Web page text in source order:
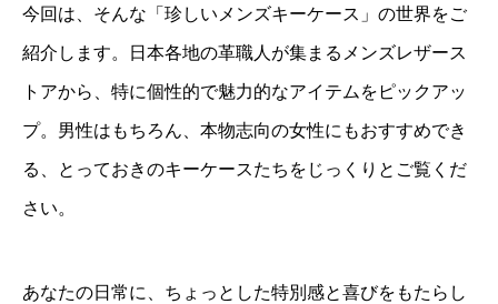
今回は、そんな「珍しいメンズキーケース」の世界をご
紹介します。日本各地の革職人が集まるメンズレザース
トアから、特に個性的で魅力的なアイテムをピックアッ
プ。男性はもちろん、本物志向の女性にもおすすめでき
る、とっておきのキーケースたちをじっくりとご覧くだ
さい。
あなたの日常に、ちょっとした特別感と喜びをもたらし